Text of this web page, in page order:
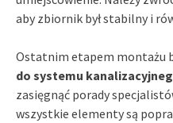
aby zbiornik był stabilny i
Ostatnim etapem montażu
do systemu
zasięgnąć porady
wszystkie elementy są